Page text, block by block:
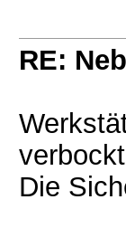
RE:
Die